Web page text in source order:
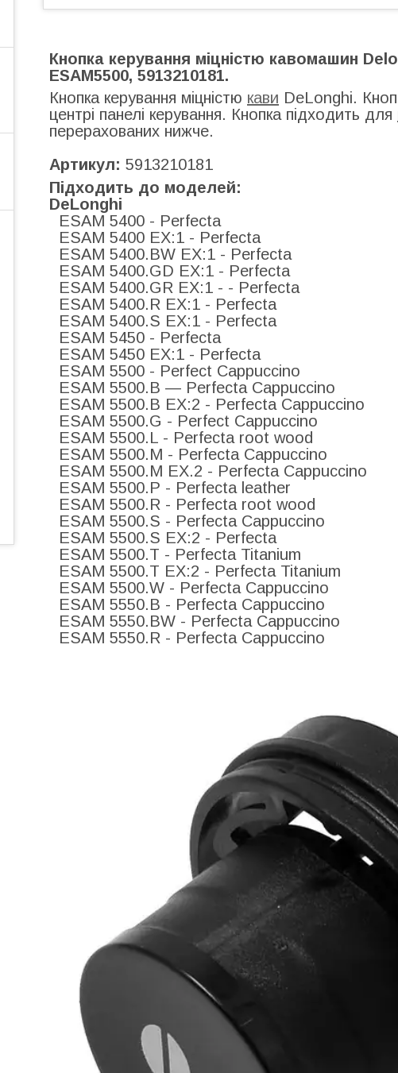
Кнопка керування міцністю кавомашин
ESAM5500, 5913210181.
Кнопка керування міцністю кави DeLonghi.
центрі панелі керування. Кнопка підходить для
перерахованих нижче.
Артикул: 5913210181
Підходить до моделей:
DeLonghi
ESAM 5400 - Perfecta
ESAM 5400 EX:1 - Perfecta
ESAM 5400.BW EX:1 - Perfecta
ESAM 5400.GD EX:1 - Perfecta
ESAM 5400.GR EX:1 - - Perfecta
ESAM 5400.R EX:1 - Perfecta
ESAM 5400.S EX:1 - Perfecta
ESAM 5450 - Perfecta
ESAM 5450 EX:1 - Perfecta
ESAM 5500 - Perfect Cappuccino
ESAM 5500.B — Perfecta Cappuccino
ESAM 5500.B EX:2 - Perfecta Cappuccino
ESAM 5500.G - Perfect Cappuccino
ESAM 5500.L - Perfecta root wood
ESAM 5500.M - Perfecta Cappuccino
ESAM 5500.M EX.2 - Perfecta Cappuccino
ESAM 5500.P - Perfecta leather
ESAM 5500.R - Perfecta root wood
ESAM 5500.S - Perfecta Cappuccino
ESAM 5500.S EX:2 - Perfecta
ESAM 5500.T - Perfecta Titanium
ESAM 5500.T EX:2 - Perfecta Titanium
ESAM 5500.W - Perfecta Cappuccino
ESAM 5550.B - Perfecta Cappuccino
ESAM 5550.BW - Perfecta Cappuccino
ESAM 5550.R - Perfecta Cappuccino